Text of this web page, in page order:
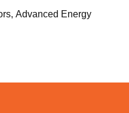
Advanced Energy